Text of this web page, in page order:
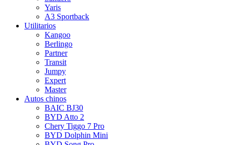
Yaris
A3 Sportback
Utilitarios
Kangoo
Berlingo
Partner
Transit
Jumpy
Expert
Master
Autos chinos
BAIC BJ30
BYD Atto 2
Chery Tiggo 7 Pro
BYD Dolphin Mini